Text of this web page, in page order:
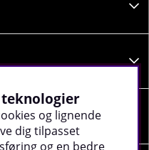
teknologier
og lignende
dig tilpasset
og en bedre